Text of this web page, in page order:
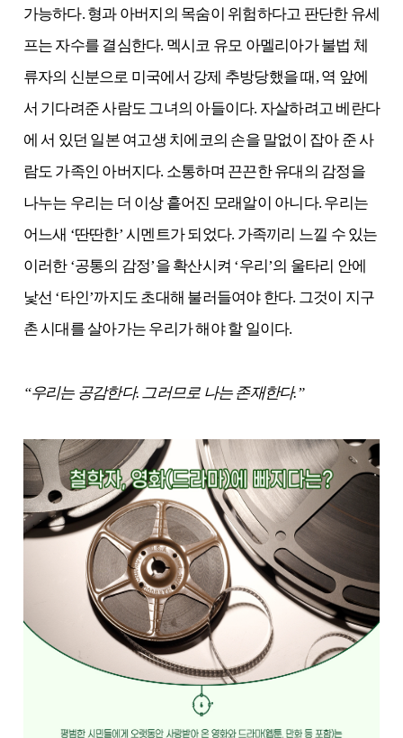
가능하다. 형과 아버지의 목숨이 위험하다고 판단한 유세
프는 자수를 결심한다. 멕시코 유모 아멜리아가 불법 체
류자의 신분으로 미국에서 강제 추방당했을 때, 역 앞에
서 기다려준 사람도 그녀의 아들이다. 자살하려고 베란다
에 서 있던 일본 여고생 치에코의 손을 말없이 잡아 준 사
람도 가족인 아버지다. 소통하며 끈끈한 유대의 감정을
나누는 우리는 더 이상 흩어진 모래알이 아니다. 우리는
어느새 ‘딴딴한’ 시멘트가 되었다. 가족끼리 느낄 수 있는
이러한 ‘공통의 감정’을 확산시켜 ‘우리’의 울타리 안에
낯선 ‘타인’까지도 초대해 불러들여야 한다. 그것이 지구
촌 시대를 살아가는 우리가 해야 할 일이다.
“우리는 공감한다. 그러므로 나는 존재한다.”